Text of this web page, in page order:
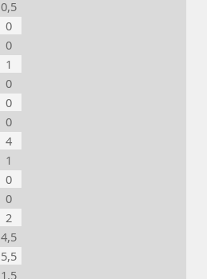
0,5
0
0
1
0
0
0
4
1
0
0
2
4,5
5,5
1,5